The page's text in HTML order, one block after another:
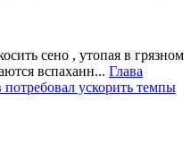
сено , утопая в грязном
вспаханн... Глава
ускорить темпы